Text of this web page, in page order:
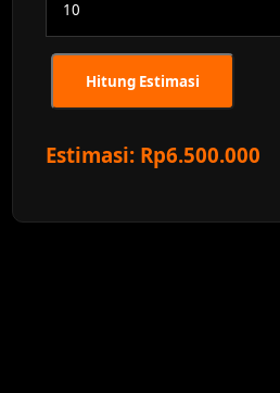
Hitung Estimasi
Estimasi: Rp6.500.000